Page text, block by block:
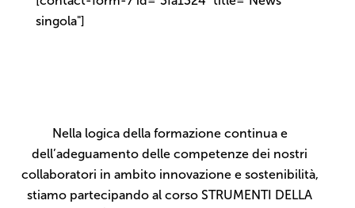
singola"]
Nella logica della formazione continua e
dell’adeguamento delle competenze dei nostri
collaboratori in ambito innovazione e sostenibilità,
stiamo partecipando al corso STRUMENTI DELLA